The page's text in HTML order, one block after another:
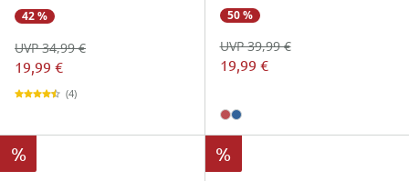
42 %
19,99 €
UVP 34,99 €
(4)
50 %
19,99 €
UVP 39,99 €
% %